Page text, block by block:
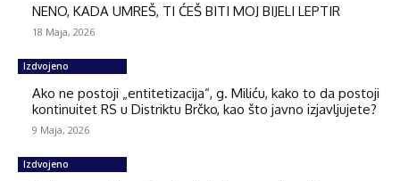
NENO, KADA UMREŠ, TI ĆEŠ BITI MOJ BIJELI LEPTIR
18 Maja, 2026
Izdvojeno
Ako ne postoji „entitetizacija“, g. Miliću, kako to da postoji
kontinuitet RS u Distriktu Brčko, kao što javno izjavljujete?
9 Maja, 2026
Izdvojeno